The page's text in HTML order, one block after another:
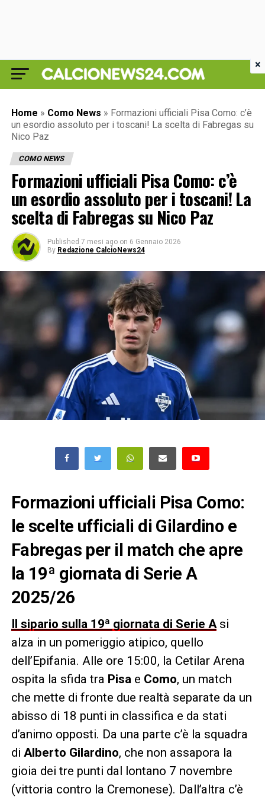
Home » Como News » Formazioni ufficiali Pisa Como: c’è
un esordio assoluto per i toscani! La scelta di Fabregas su
Nico Paz
COMO NEWS
Formazioni ufficiali Pisa Como: c’è
un esordio assoluto per i toscani! La
scelta di Fabregas su Nico Paz
Published 7 mesi ago on 6 Gennaio 2026
By Redazione CalcioNews24
Formazioni ufficiali Pisa Como:
le scelte ufficiali di Gilardino e
Fabregas per il match che apre
la 19ª giornata di Serie A
2025/26
Il sipario sulla 19ª giornata di Serie Asi
alza in un pomeriggio atipico, quello
dell’Epifania. Alle ore 15:00, la Cetilar Arena
ospita la sfida tra Pisa e Como, un match
che mette di fronte due realtà separate da un
abisso di 18 punti in classifica e da stati
d’animo opposti. Da una parte c’è la squadra
di Alberto Gilardino, che non assapora la
gioia dei tre punti dal lontano 7 novembre
(vittoria contro la Cremonese). Dall’altra c’è
×